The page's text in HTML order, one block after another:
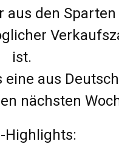
den
ist.
aus
nächsten
Highlights: